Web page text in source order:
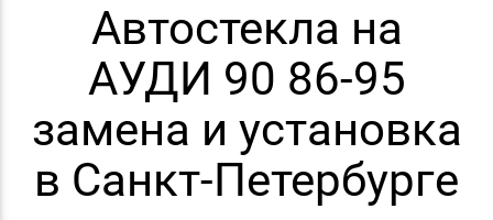
Автостекла на
АУДИ 90 86-95
замена и установка
в Санкт-Петербурге